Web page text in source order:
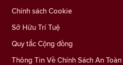
Chính sách Cookie
Sở Hữu Trí Tuệ
Quy tắc Cộng đồng
Thông Tin Về Chính Sách An